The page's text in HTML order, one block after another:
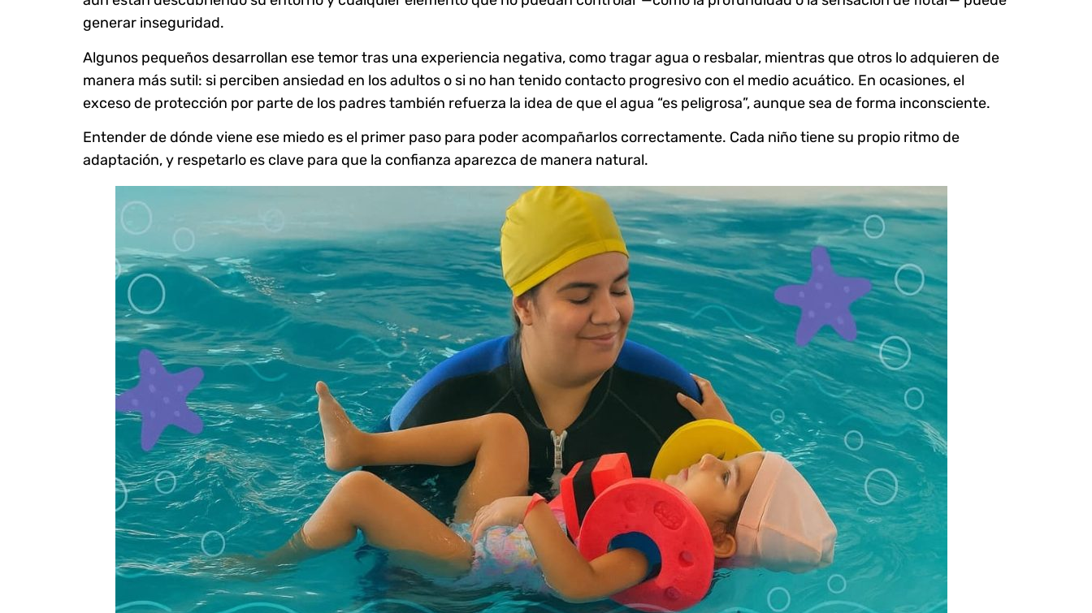
generar inseguridad.
Algunos pequeños desarrollan ese temor tras una experiencia negativa, como tragar agua o resbalar, mientras que otros lo adquieren de
manera más sutil: si perciben ansiedad en los adultos o si no han tenido contacto progresivo con el medio acuático. En ocasiones, el
exceso de protección por parte de los padres también refuerza la idea de que el agua “es peligrosa”, aunque sea de forma inconsciente.
Entender de dónde viene ese miedo es el primer paso para poder acompañarlos correctamente. Cada niño tiene su propio ritmo de
adaptación, y respetarlo es clave para que la confianza aparezca de manera natural.